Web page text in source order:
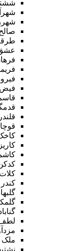
صالح
عشق
فیض
قاسم
کاریز
کدکن
کلات
کندر
گناباد
لطف
ملک